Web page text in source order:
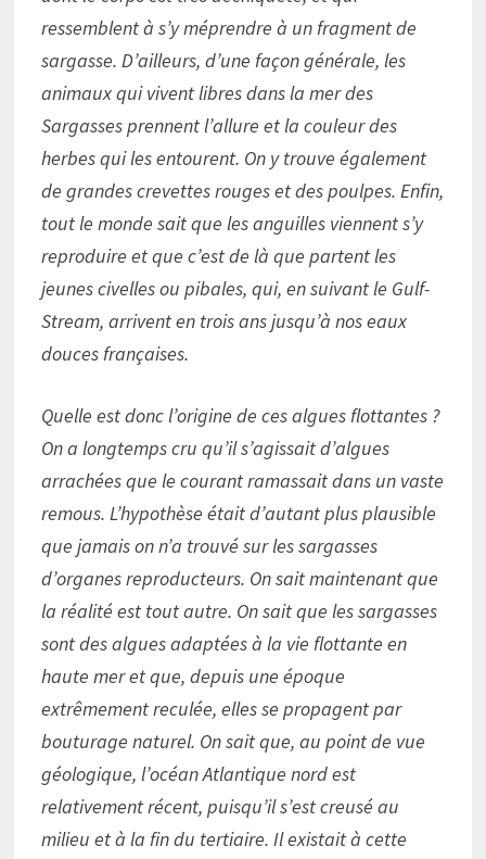
ressemblent à s’y méprendre à un fragment de
sargasse. D’ailleurs, d’une façon générale, les
animaux qui vivent libres dans la mer des
Sargasses prennent l’allure et la couleur des
herbes qui les entourent. On y trouve également
de grandes crevettes rouges et des poulpes. Enfin,
tout le monde sait que les anguilles viennent s’y
reproduire et que c’est de là que partent les
jeunes civelles ou pibales, qui, en suivant le Gulf-
Stream, arrivent en trois ans jusqu’à nos eaux
douces françaises.
Quelle est donc l’origine de ces algues flottantes ?
On a longtemps cru qu’il s’agissait d’algues
arrachées que le courant ramassait dans un vaste
remous. L’hypothèse était d’autant plus plausible
que jamais on n’a trouvé sur les sargasses
d’organes reproducteurs. On sait maintenant que
la réalité est tout autre. On sait que les sargasses
sont des algues adaptées à la vie flottante en
haute mer et que, depuis une époque
extrêmement reculée, elles se propagent par
bouturage naturel. On sait que, au point de vue
géologique, l’océan Atlantique nord est
relativement récent, puisqu’il s’est creusé au
milieu et à la fin du tertiaire. Il existait à cette